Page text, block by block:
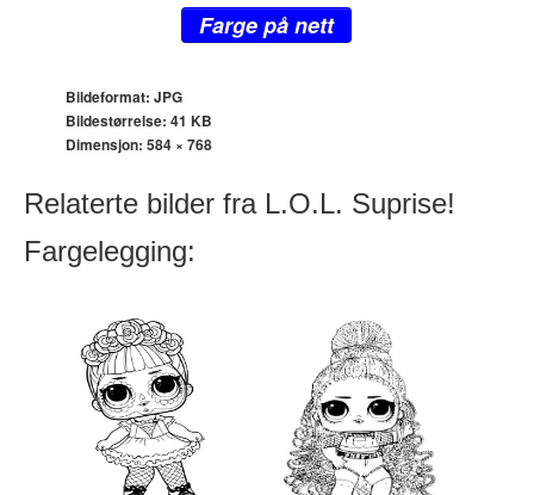
Farge på nett
Bildeformat: JPG
Bildestørrelse: 41 KB
Dimensjon: 584 × 768
Relaterte bilder fra L.O.L. Suprise!
Fargelegging: